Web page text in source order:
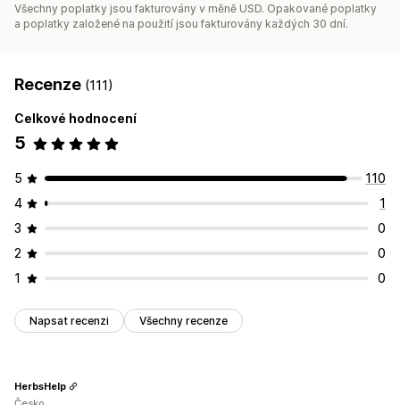
Všechny poplatky jsou fakturovány v měně USD. Opakované poplatky
a poplatky založené na použití jsou fakturovány každých 30 dní.
Recenze (111)
Celkové hodnocení
5
5
110
4
1
3
0
2
0
1
0
Napsat recenzi Všechny recenze
HerbsHelp